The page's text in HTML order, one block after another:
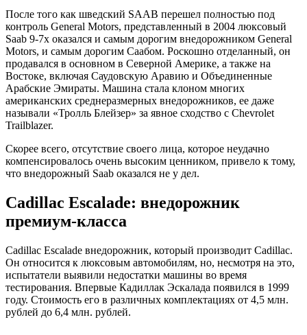
После того как шведский SAAB перешел полностью под
контроль General Motors, представленный в 2004 люксовый
Saab 9-7x оказался и самым дорогим внедорожником General
Motors, и самым дорогим Саабом. Роскошно отделанный, он
продавался в основном в Северной Америке, а также на
Востоке, включая Саудовскую Аравию и Объединенные
Арабские Эмираты. Машина стала клоном многих
американских среднеразмерных внедорожников, ее даже
называли «Тролль Блейзер» за явное сходство с Chevrolet
Trailblazer.
Скорее всего, отсутствие своего лица, которое неудачно
компенсировалось очень высоким ценником, привело к тому,
что внедорожный Saab оказался не у дел.
Cadillac Escalade: внедорожник
премиум-класса
Cadillac Escalade внедорожник, который производит Cadillac.
Он относится к люксовым автомобилям, но, несмотря на это,
испытатели выявили недостатки машины во время
тестирования. Впервые Кадиллак Эскалада появился в 1999
году. Стоимость его в различных комплектациях от 4,5 млн.
рублей до 6,4 млн. рублей.